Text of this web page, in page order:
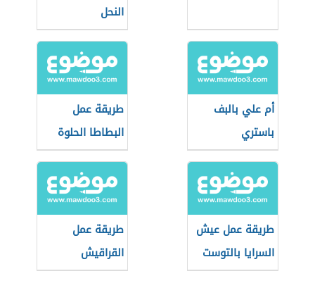
النحل
أم علي بالبف
باستري
طريقة عمل
البطاطا الحلوة
طريقة عمل عيش
السرايا بالتوست
طريقة عمل
القراقيش